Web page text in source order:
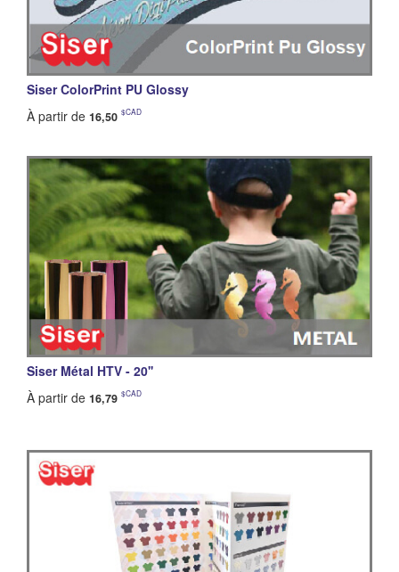
Siser ColorPrint PU Glossy
À partir de 16,50 $CAD
Siser Métal HTV - 20''
À partir de 16,79 $CAD